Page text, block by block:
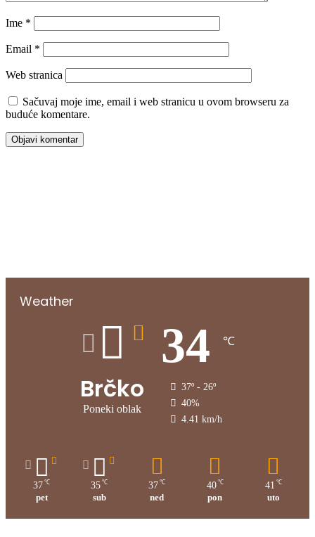
Ime *
Email *
Web stranica
Sačuvaj moje ime, email i web stranicu u ovom browseru za
buduće komentare.
Weather
Brčko
Poneki oblak
34 ℃
37º - 26º
40%
4.41 km/h
37 ℃
pet
35 ℃
sub
37 ℃
ned
40 ℃
pon
41 ℃
uto